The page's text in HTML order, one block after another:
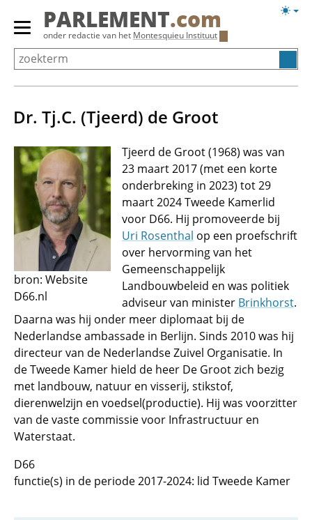
Overslaan
Primair
menu
tonen/verbergen
PARLEMENT.com
onder redactie van het Montesquieu Instituut
Dr. Tj.C. (Tjeerd) de Groot
bron: Website
D66.nl
Tjeerd de Groot (1968) was van
23 maart 2017 (met een korte
onderbreking in 2023) tot 29
maart 2024 Tweede Kamerlid
voor D66. Hij promoveerde bij
Uri Rosenthal op een proefschrift
over hervorming van het
Gemeenschappelijk
Landbouwbeleid en was politiek
adviseur van minister Brinkhorst.
Daarna was hij onder meer diplomaat bij de
Nederlandse ambassade in Berlijn. Sinds 2010 was hij
directeur van de Nederlandse Zuivel Organisatie. In
de Tweede Kamer hield de heer De Groot zich bezig
met landbouw, natuur en visserij, stikstof,
dierenwelzijn en voedsel(productie). Hij was voorzitter
van de vaste commissie voor Infrastructuur en
Waterstaat.
D66
functie(s) in de periode 2017-2024: lid Tweede Kamer